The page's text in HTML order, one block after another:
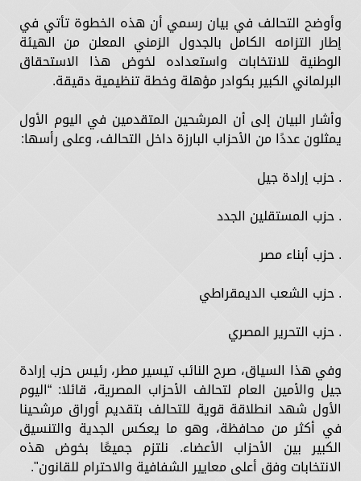
وأوضح التحالف في بيان رسمي أن هذه الخطوة تأتي في
إطار التزامه الكامل بالجدول الزمني المعلن من الهيئة
الوطنية للانتخابات واستعداده لخوض هذا الاستحقاق
البرلماني الكبير بكوادر مؤهلة وخطة تنظيمية دقيقة.
وأشار البيان إلى أن المرشحين المتقدمين في اليوم الأول
يمثلون عددًا من الأحزاب البارزة داخل التحالف، وعلى رأسها:
. حزب إرادة جيل
. حزب المستقلين الجدد
. حزب أبناء مصر
. حزب الشعب الديمقراطي
. حزب التحرير المصري
وفي هذا السياق، صرح النائب تيسير مطر، رئيس حزب إرادة
جيل والأمين العام لتحالف الأحزاب المصرية، قائلا: “اليوم
الأول شهد انطلاقة قوية للتحالف بتقديم أوراق مرشحينا
في أكثر من محافظة، وهو ما يعكس الجدية والتنسيق
الكبير بين الأحزاب الأعضاء. نلتزم جميعًا بخوض هذه
الانتخابات وفق أعلى معايير الشفافية والاحترام للقانون".